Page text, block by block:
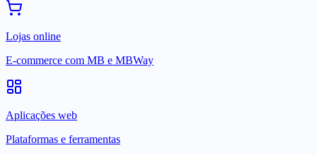
Lojas online
E-commerce com MB e MBWay
Aplicações web
Plataformas e ferramentas